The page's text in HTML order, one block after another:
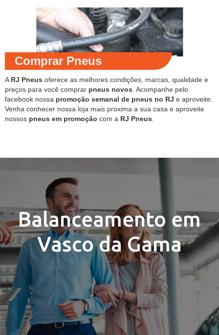
Comprar Pneus
A RJ Pneus oferece as melhores condições, marcas, qualidade e
preços para você comprar pneus novos . Acompanhe pelo
facebook nossa promoção semanal de pneus no RJ e aproveite.
Venha conhecer nossa loja mais proxima a sua casa e aproveite
nossos pneus em promoção com a RJ Pneus
Balanceamento em
Vasco da Gama